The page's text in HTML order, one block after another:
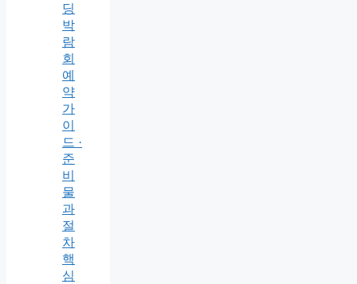
딩
박
람
회
예
약
가
이
드 ·
준
비
물
과
절
차
핵
심